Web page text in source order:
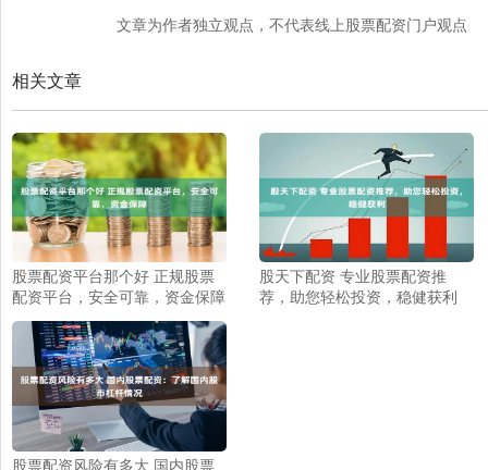
文章为作者独立观点，不代表线上股票配资门户观点
相关文章
股票配资平台那个好 正规股票
配资平台，安全可靠，资金保障
股天下配资 专业股票配资推
荐，助您轻松投资，稳健获利
股票配资风险有多大 国内股票